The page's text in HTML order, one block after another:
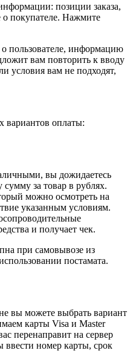
позиции заказа,
покупателе. Нажмите
пользователе, информацию
вам повторить к вводу
условия вам не подходят,
вариантов оплаты:
вы дожидаетесь
сумму за товар в рублях.
можно осмотреть на
указанным условиям.
и получает чек.
при самовывозе из
постамата.
вы можете выбрать вариант
карты Visa и Master
перенаправит на сервер
номер карты, срок